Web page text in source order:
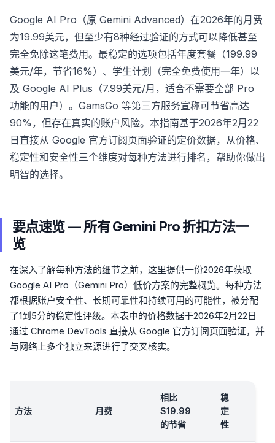
Google AI Pro（原 Gemini Advanced）在2026年的月费
为19.99美元，但至少有8种经过验证的方式可以降低甚至
完全免除这笔费用。最稳定的选项包括年度套餐（199.99
美元/年，节省16%）、学生计划（完全免费使用一年）以
及 Google AI Plus（7.99美元/月，适合不需要全部 Pro
功能的用户）。GamsGo 等第三方服务宣称可节省高达
90%，但存在真实的账户风险。本指南基于2026年2月22
日直接从 Google 官方订阅页面验证的定价数据，从价格、
稳定性和安全性三个维度对每种方法进行排名，帮助你做出
明智的选择。
要点速览 — 所有 Gemini Pro 折扣方法一
览
在深入了解每种方法的细节之前，这里提供一份2026年获取
Google AI Pro（Gemini Pro）低价方案的完整概览。每种方法
都根据账户安全性、长期可靠性和持续可用的可能性，被分配
了1到5分的稳定性评级。本表中的价格数据于2026年2月22日
通过 Chrome DevTools 直接从 Google 官方订阅页面验证，并
与网络上多个独立来源进行了交叉核实。
方法 月费
相比
$19.99
的节省
稳
定
性